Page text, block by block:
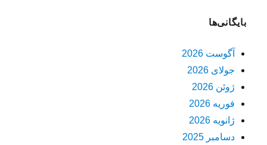
بایگانی‌ها
آگوست 2026
جولای 2026
ژوئن 2026
فوریه 2026
ژانویه 2026
دسامبر 2025